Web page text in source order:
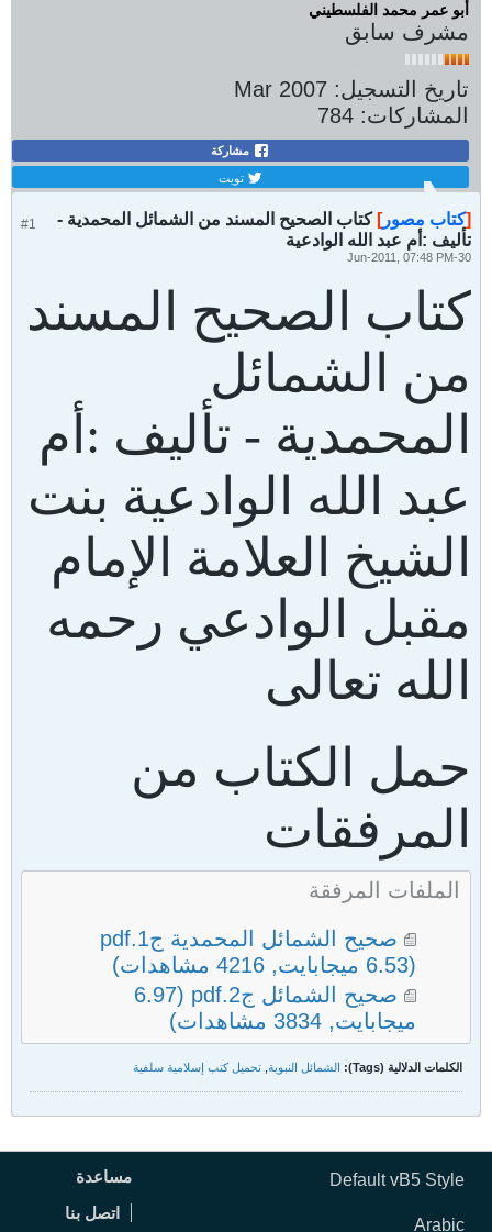
أبو عمر محمد الفلسطيني
مشرف سابق
تاريخ التسجيل: Mar 2007
المشاركات: 784
مشاركة
تويت
#1 [كتاب مصور] كتاب الصحيح المسند من الشمائل المحمدية -
تأليف :أم عبد الله الوادعية
30-Jun-2011, 07:48 PM
كتاب الصحيح المسند
من الشمائل
المحمدية - تأليف :أم
عبد الله الوادعية بنت
الشيخ العلامة الإمام
مقبل الوادعي رحمه
الله تعالى
حمل الكتاب من
المرفقات
الملفات المرفقة
صحيح الشمائل المحمدية ج1.pdf
(6.53 ميجابايت, 4216 مشاهدات)
صحيح الشمائل ج2.pdf
(6.97
ميجابايت, 3834 مشاهدات)
الكلمات الدلالية (Tags): الشمائل النبوية تحميل كتب إسلامية سلفية
Default vB5 Style
Arabic
مساعدة
اتصل بنا